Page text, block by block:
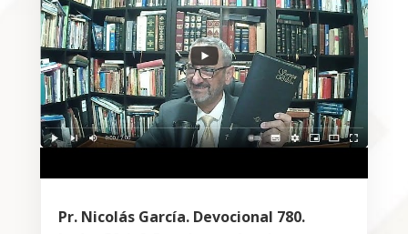
Pr. Nicolás García. Devocional 780.